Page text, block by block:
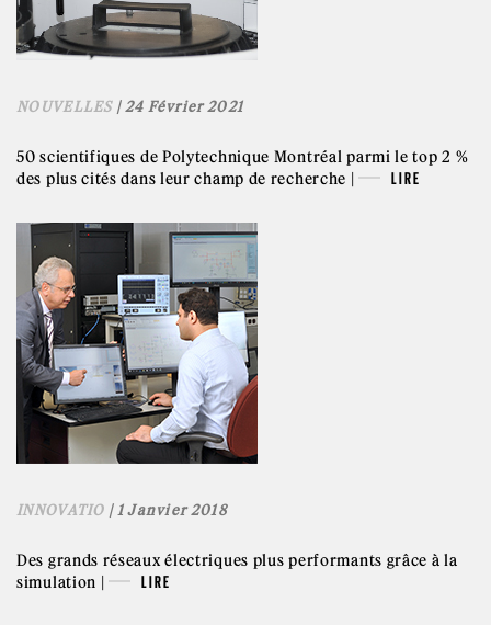
NOUVELLES| 24 Février 2021
50 scientifiques de Polytechnique Montréal parmi le top 2 %
des plus cités dans leur champ de recherche |
LIRE
INNOVATIO | 1 Janvier 2018
Des grands réseaux électriques plus performants grâce à la
simulation |
LIRE